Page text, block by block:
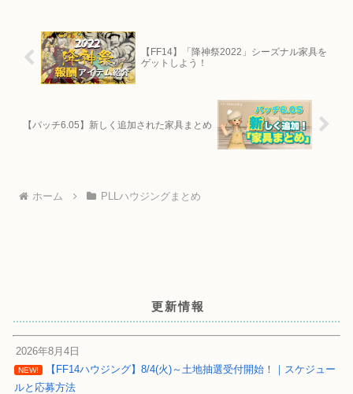
【FF14】「降神祭2022」シーズナル家具を
ゲットしよう！
【パッチ6.05】新しく追加された家具まとめ
ホーム PLLハウジングまとめ
更新情報
2026年8月4日
NEW!
【FF14ハウジング】8/4(火)～土地抽選受付開始！｜スケジュー
ルと応募方法